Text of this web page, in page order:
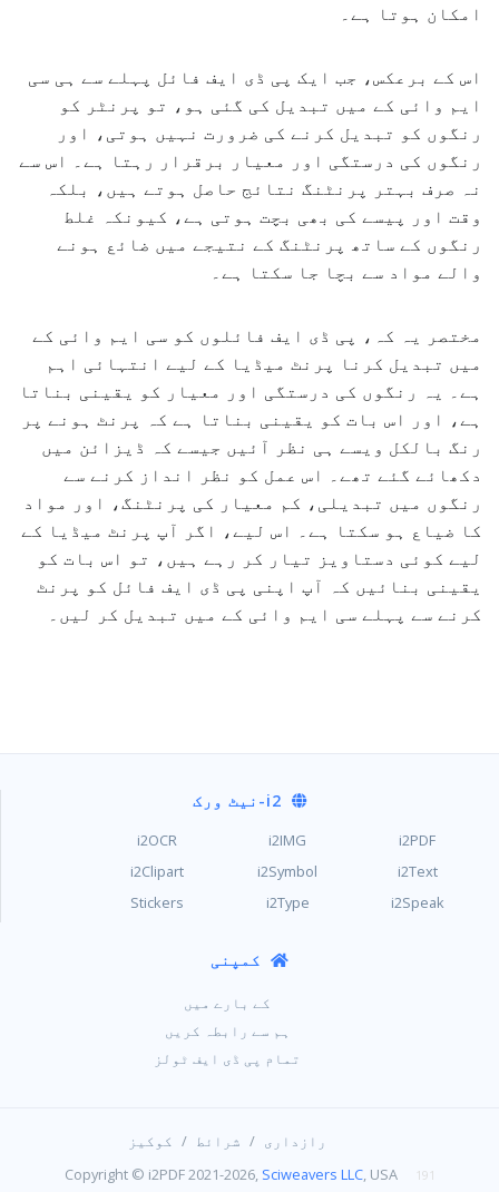
امکان ہوتا ہے۔
اس کے برعکس، جب ایک پی ڈی ایف فائل پہلے سے ہی سی
ایم وائی کے میں تبدیل کی گئی ہو، تو پرنٹر کو
رنگوں کو تبدیل کرنے کی ضرورت نہیں ہوتی، اور
رنگوں کی درستگی اور معیار برقرار رہتا ہے۔ اس سے
نہ صرف بہتر پرنٹنگ نتائج حاصل ہوتے ہیں، بلکہ
وقت اور پیسے کی بھی بچت ہوتی ہے، کیونکہ غلط
رنگوں کے ساتھ پرنٹنگ کے نتیجے میں ضائع ہونے
والے مواد سے بچا جا سکتا ہے۔
مختصر یہ کہ، پی ڈی ایف فائلوں کو سی ایم وائی کے
میں تبدیل کرنا پرنٹ میڈیا کے لیے انتہائی اہم
ہے۔ یہ رنگوں کی درستگی اور معیار کو یقینی بناتا
ہے، اور اس بات کو یقینی بناتا ہے کہ پرنٹ ہونے پر
رنگ بالکل ویسے ہی نظر آئیں جیسے کہ ڈیزائن میں
دکھائے گئے تھے۔ اس عمل کو نظر انداز کرنے سے
رنگوں میں تبدیلی، کم معیار کی پرنٹنگ، اور مواد
کا ضیاع ہو سکتا ہے۔ اس لیے، اگر آپ پرنٹ میڈیا کے
لیے کوئی دستاویز تیار کر رہے ہیں، تو اس بات کو
یقینی بنائیں کہ آپ اپنی پی ڈی ایف فائل کو پرنٹ
کرنے سے پہلے سی ایم وائی کے میں تبدیل کر لیں۔
i2-نیٹ ورک
i2PDF
i2IMG
i2OCR
i2Text
i2Symbol
i2Clipart
i2Speak
i2Type
Stickers
کمپنی
کے بارے میں
ہم سے رابطہ کریں
تمام پی ڈی ایف ٹولز
رازداری / شرائط / کوکیز
Copyright © i2PDF 2021-2026, Sciweavers LLC, USA 191